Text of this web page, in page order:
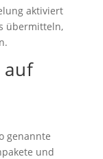
aktiviert
übermitteln,
auf
genannte
und